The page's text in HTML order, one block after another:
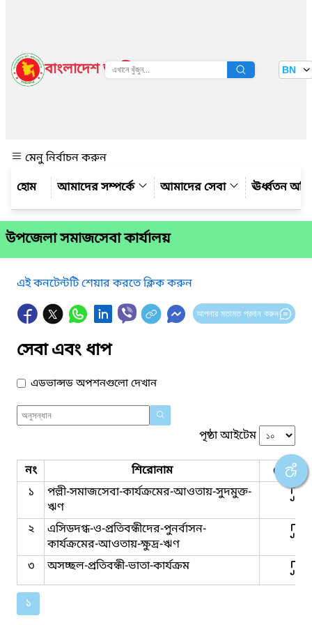
বাংলাদেশ জাতীয় তথ্য বাতায়ন BN
মেনু নির্বাচন করুন
আমাদের সম্পর্কে
আমাদের সেবা ঊর্ধ্বতন
উপজেলা সমাজসেবা কার্যালয়
এই কনটেন্টটি শেয়ার করতে ক্লিক করুন
আপনার মতামত প্রদান করুন
সেবা এবং ধাপ
এডভান্সড অপশনগুলো দেখান
পৃষ্ঠা আইটেম
নং শিরোনাম
সেবার
১
পল্লী-সমাজসেবা-কার্যক্রমের-আওতায়-সুদমুক্ত-
ঋণ
২
এসিডদগ্ধ-ও-প্রতিবন্ধীদের-পুনর্বাসন-
কার্যক্রমের-আওতায়-ক্ষুদ্র-ঋণ
৩
অসচ্ছল-প্রতিবন্ধী-ভাতা-কার্যক্রম
১